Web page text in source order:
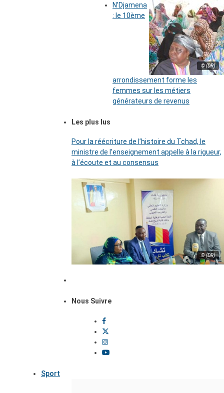
© (DR)
N’Djamena
: le 10ème
arrondissement forme les
femmes sur les métiers
générateurs de revenus
Les plus lus
Pour la réécriture de l’histoire du Tchad, le
ministre de l’enseignement appelle à la rigueur,
à l’écoute et au consensus
© (DR)
Nous Suivre
Sport